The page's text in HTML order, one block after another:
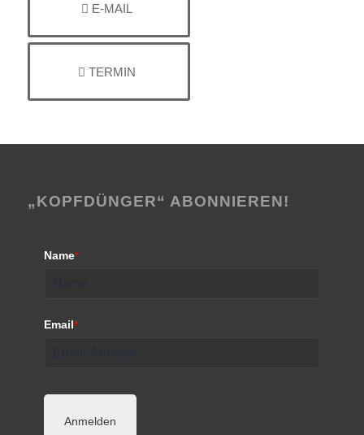
E-MAIL
TERMIN
„KOPFDÜNGER“ ABONNIEREN!
Name*
Email*
Anmelden